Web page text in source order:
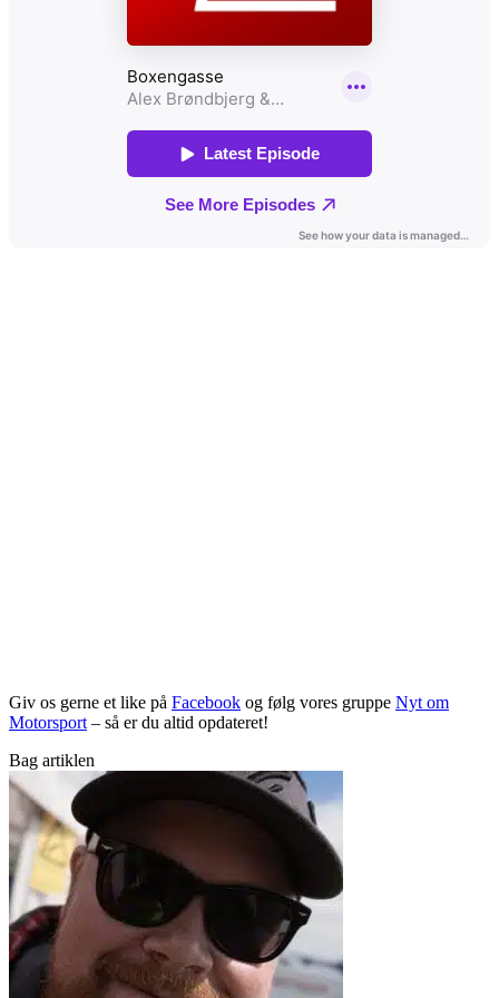
Giv os gerne et like på Facebook og følg vores gruppe Nyt om
Motorsport – så er du altid opdateret!
Bag artiklen